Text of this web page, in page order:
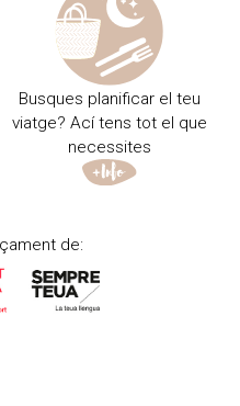
Busques planificar el teu
viatge? Ací tens tot el que
necessites
de: